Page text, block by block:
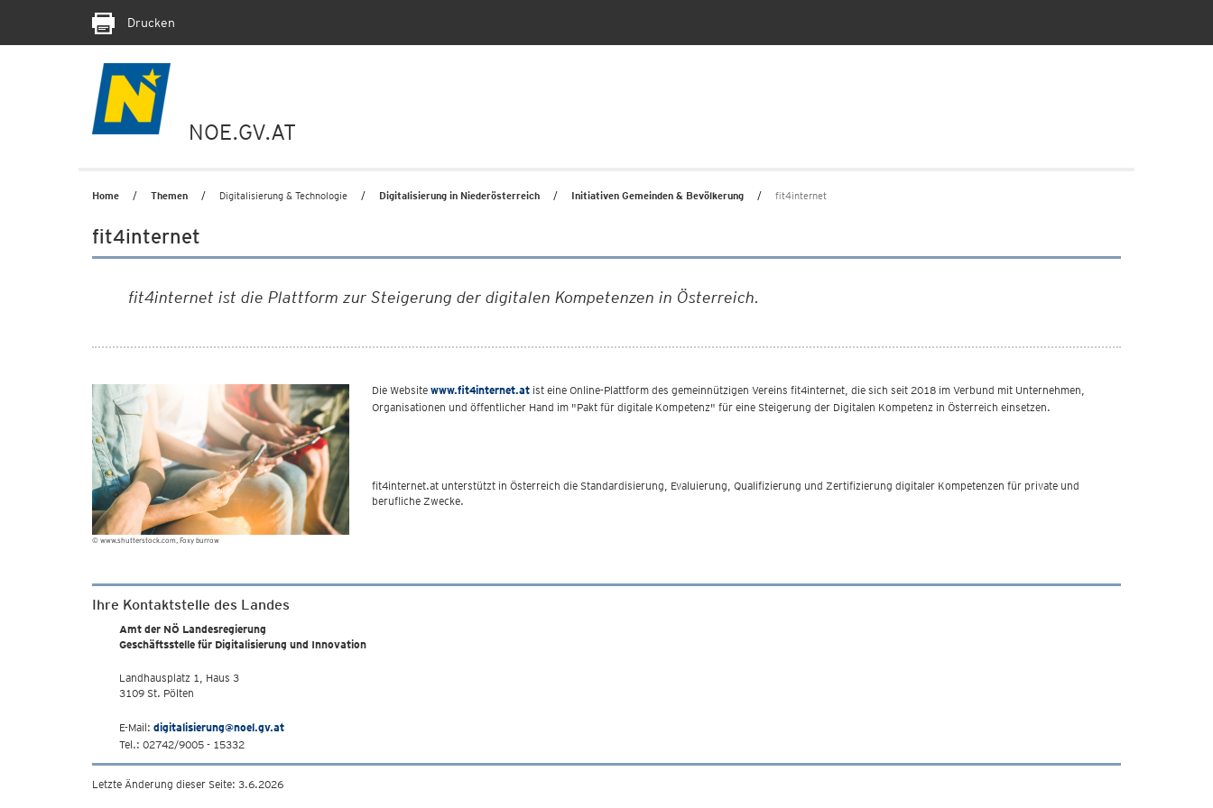
Drucken
NOE.GV.AT
Home Themen Digitalisierung & Technologie Digitalisierung in Niederösterreich Initiativen Gemeinden & Bevölkerung fit4internet
fit4internet
fit4internet ist die Plattform zur Steigerung der digitalen Kompetenzen in Österreich.
© www.shutterstock.com, Foxy burrow
Die Website www.fit4internet.at ist eine Online-Plattform des gemeinnützigen Vereins fit4internet, die sich seit 2018 im Verbund mit Unternehmen,
Organisationen und öffentlicher Hand im "Pakt für digitale Kompetenz" für eine Steigerung der Digitalen Kompetenz in Österreich einsetzen.
fit4internet.at unterstützt in Österreich die Standardisierung, Evaluierung, Qualifizierung und Zertifizierung digitaler Kompetenzen für private und
berufliche Zwecke.
Ihre Kontaktstelle des Landes
Amt der NÖ Landesregierung
Geschäftsstelle für Digitalisierung und Innovation
Landhausplatz 1, Haus 3
3109 St. Pölten
E-Mail: digitalisierung@noel.gv.at
Tel.: 02742/9005 - 15332
Letzte Änderung dieser Seite: 3.6.2026